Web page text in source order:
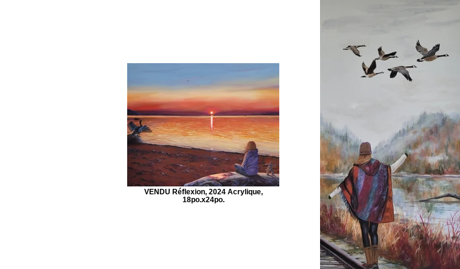
VENDU Réflexion, 2024 Acrylique,
18po.x24po.